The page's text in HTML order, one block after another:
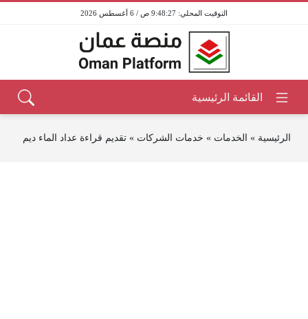
9:48:27 ص / 6 أغسطس 2026
الرئيسية » الخدمات » خدمات الشركات » تقديم قراءة عداد الماء ديم